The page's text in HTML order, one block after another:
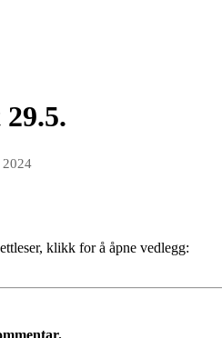
2024
klikk for å åpne vedlegg: